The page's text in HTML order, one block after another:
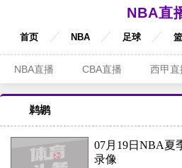
NBA直
首页 NBA 足球
NBA直播 CBA直播 西甲直
鹈鹕
07月19日NBA夏
录像